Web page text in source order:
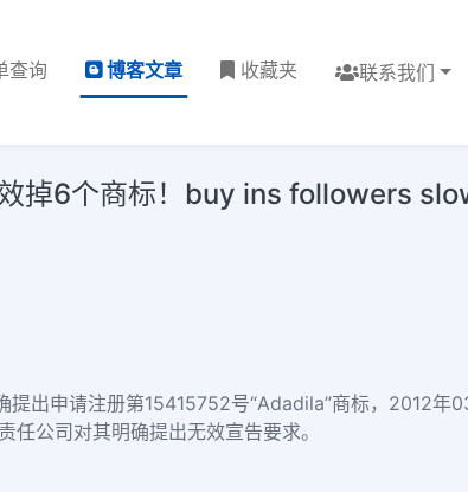
查询 博客文章 收藏夹 联系我们
效掉6个商标！buy ins followers
提出申请注册第15415752号“Adadila”商标，2012年
任公司对其明确提出无效宣告要求。